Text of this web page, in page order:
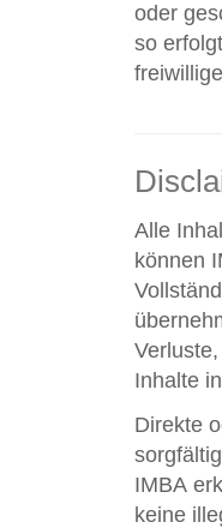
oder
so
Alle
können
Inhalte
Direkte
IMBA
keine